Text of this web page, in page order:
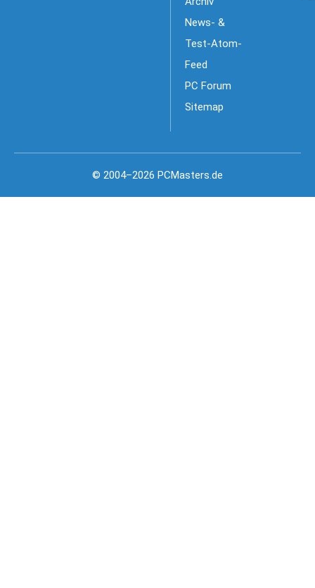
News- &
Test-Atom-
Feed
PC Forum
Sitemap
© 2004–2026 PCMasters.de